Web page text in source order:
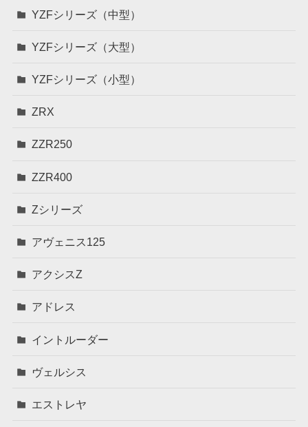
YZFシリーズ（中型）
YZFシリーズ（大型）
YZFシリーズ（小型）
ZRX
ZZR250
ZZR400
Zシリーズ
アヴェニス125
アクシスZ
アドレス
イントルーダー
ヴェルシス
エストレヤ